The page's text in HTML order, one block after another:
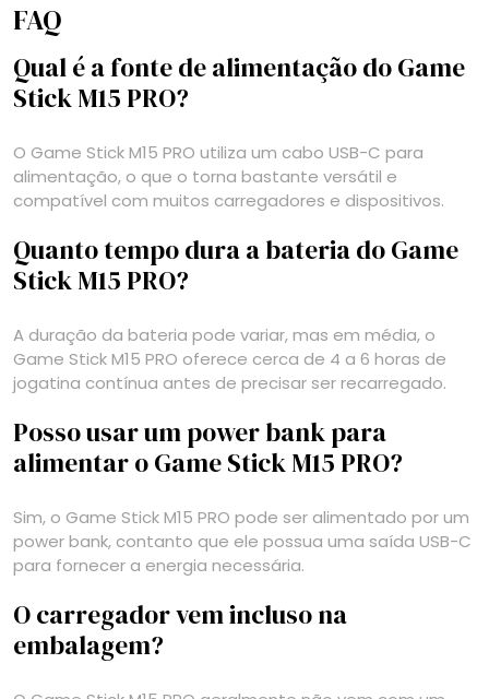
FAQ
Qual é a fonte de alimentação do Game
Stick M15 PRO?
O Game Stick M15 PRO utiliza um cabo USB-C para
alimentação, o que o torna bastante versátil e
compatível com muitos carregadores e dispositivos.
Quanto tempo dura a bateria do Game
Stick M15 PRO?
A duração da bateria pode variar, mas em média, o
Game Stick M15 PRO oferece cerca de 4 a 6 horas de
jogatina contínua antes de precisar ser recarregado.
Posso usar um power bank para
alimentar o Game Stick M15 PRO?
Sim, o Game Stick M15 PRO pode ser alimentado por um
power bank, contanto que ele possua uma saída USB-C
para fornecer a energia necessária.
O carregador vem incluso na
embalagem?